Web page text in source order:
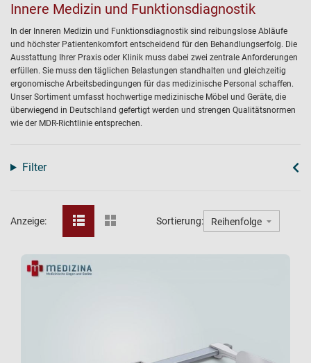
Innere Medizin und Funktionsdiagnostik
In der Inneren Medizin und Funktionsdiagnostik sind reibungslose Abläufe
und höchster Patientenkomfort entscheidend für den Behandlungserfolg. Die
Ausstattung Ihrer Praxis oder Klinik muss dabei zwei zentrale Anforderungen
erfüllen. Sie muss den täglichen Belastungen standhalten und gleichzeitig
ergonomische Arbeitsbedingungen für das medizinische Personal schaffen.
Unser Sortiment umfasst hochwertige medizinische Möbel und Geräte, die
überwiegend in Deutschland gefertigt werden und strengen Qualitätsnormen
wie der MDR-Richtlinie entsprechen.
Filter
Anzeige: Sortierung: